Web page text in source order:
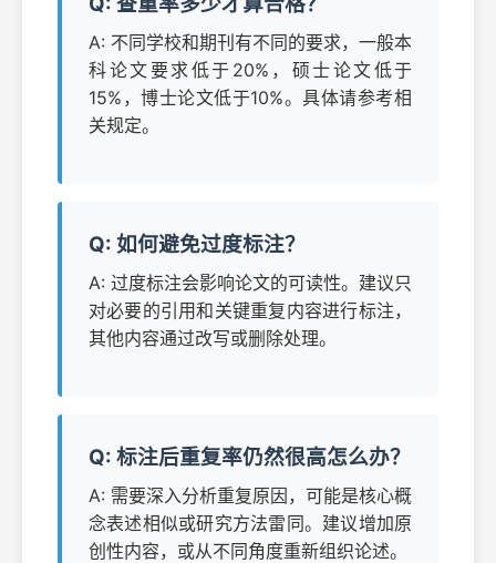
A: 不同学校和期刊有不同的要求，一般本
科论文要求低于20%，硕士论文低于
15%，博士论文低于10%。具体请参考相
关规定。
Q: 如何避免过度标注？
A: 过度标注会影响论文的可读性。建议只
对必要的引用和关键重复内容进行标注，
其他内容通过改写或删除处理。
Q: 标注后重复率仍然很高怎么办？
A: 需要深入分析重复原因，可能是核心概
念表述相似或研究方法雷同。建议增加原
创性内容，或从不同角度重新组织论述。